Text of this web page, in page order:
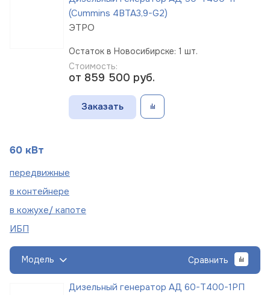
(Cummins 4BTA3,9-G2)
ЭТРО
Остаток в Новосибирске: 1 шт.
Стоимость:
от 859 500 руб.
Заказать
60 кВт
передвижные
в контейнере
в кожухе/ капоте
ИБП
Модель Сравнить
Дизельный генератор АД 60-Т400-1РП